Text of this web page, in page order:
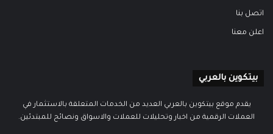
اتصل بنا
اعلن معنا
بيتكوين بالعربي
يقدم موقع بيتكوين بالعربي العديد من الخدمات المتعلقة بالاستثمار في
العملات الرقمية من اخبار وتحليلات للعملات والاسواق ونصائح للمبتدئين.